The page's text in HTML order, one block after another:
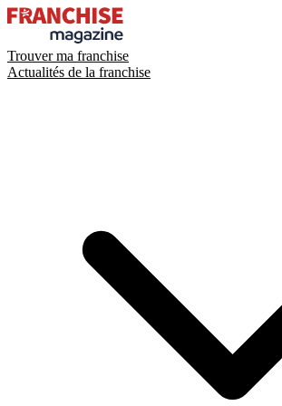
Trouver ma franchise
Actualités de la franchise